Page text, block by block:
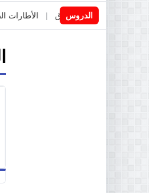
الدروس
اعمال او صيانة الطرق الأطارات